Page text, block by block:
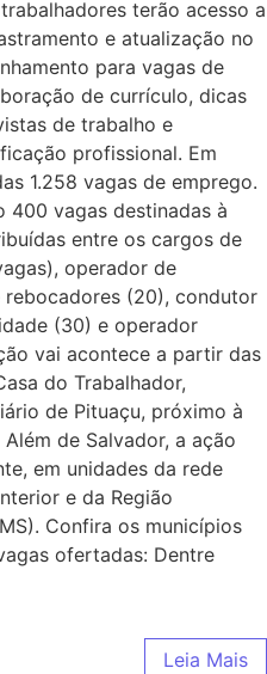
terão acesso a
e atualização no
para vagas de
de currículo, dicas
de trabalho e
profissional. Em
1.258 vagas de emprego.
400 vagas destinadas à
entre os cargos de
operador de
(20), condutor
(30) e operador
vai acontece a partir das
do Trabalhador,
de Pituaçu, próximo à
de Salvador, a ação
em unidades da rede
e da Região
Confira os municípios
ofertadas: Dentre
Leia Mais